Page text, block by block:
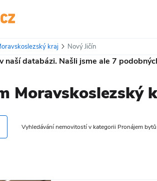
kraj Nový Jičín
naší databázi. Našli jsme ale 7
Moravskoslezský
Vyhledávání nemovitostí v kategorii Pronájem